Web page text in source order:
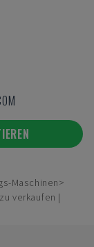
Maschinen
verkaufen |